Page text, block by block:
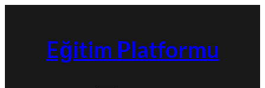
Eğitim Platformu